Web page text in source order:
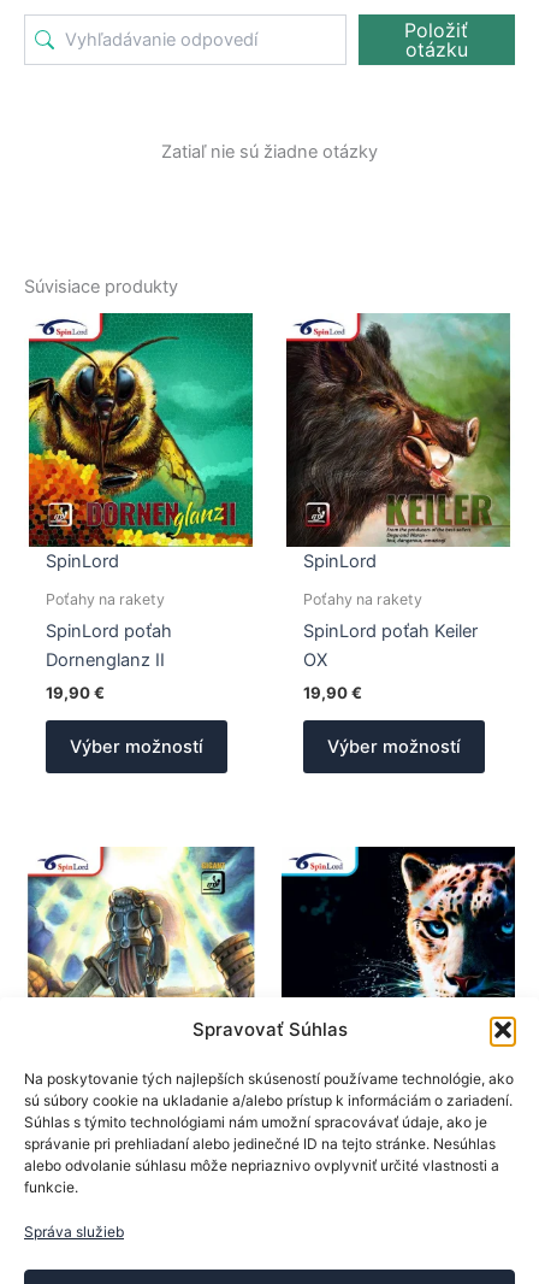
Spravovať Súhlas
Na poskytovanie tých najlepších skúseností používame technológie, ako
sú súbory cookie na ukladanie a/alebo prístup k informáciám o zariadení.
Súhlas s týmito technológiami nám umožní spracovávať údaje, ako je
správanie pri prehliadaní alebo jedinečné ID na tejto stránke. Nesúhlas
alebo odvolanie súhlasu môže nepriaznivo ovplyvniť určité vlastnosti a
funkcie.
Správa služieb
Položiť
otázku
Zatiaľ nie sú žiadne otázky
Súvisiace produkty
SpinLord
Poťahy na rakety
SpinLord poťah
Dornenglanz II
19,90€
Výber možností
Tento
Možnosti
si
môžete
vybrať
na
produktu.
SpinLord
Poťahy na rakety
SpinLord poťah Keiler
OX
19,90€
Výber možností
Tento
si
na
SpinLord
Poťahy na rakety
SpinLord poťah Gigant
23,50
SpinLord
Poťahy na rakety
SpinLord poťah Irbis II